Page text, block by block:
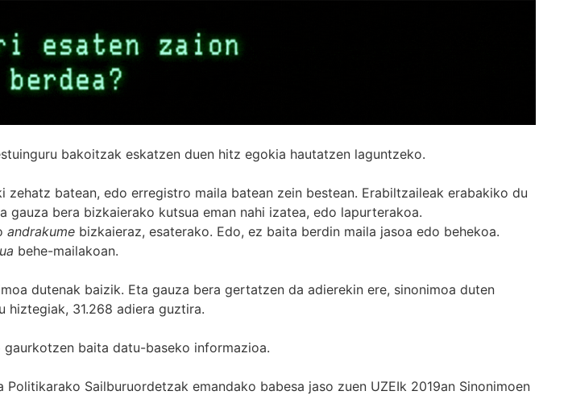
bakoitzak eskatzen duen hitz egokia hautatzen laguntzeko.
batean, edo erregistro maila batean zein bestean. Erabiltzaileak erabakiko du
bera bizkaierako kutsua eman nahi izatea, edo lapurterakoa.
andrakume bizkaieraz, esaterako. Edo, ez baita berdin maila jasoa edo behekoa.
behe-mailakoan.
dutenak baizik. Eta gauza bera gertatzen da adierekin ere, sinonimoa duten
hiztegiak, 31.268 adiera guztira.
baita datu-baseko informazioa.
Sailburuordetzak emandako babesa jaso zuen UZEIk 2019an Sinonimoen